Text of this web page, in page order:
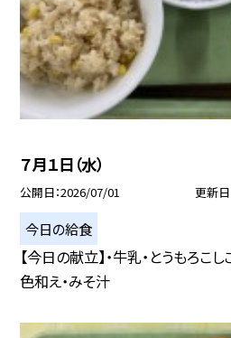
７月１日（水）
公開日 2026/07/01 更新日
今日の給食
【今日の献立】・牛乳・とうもろこ
色和え・みそ汁